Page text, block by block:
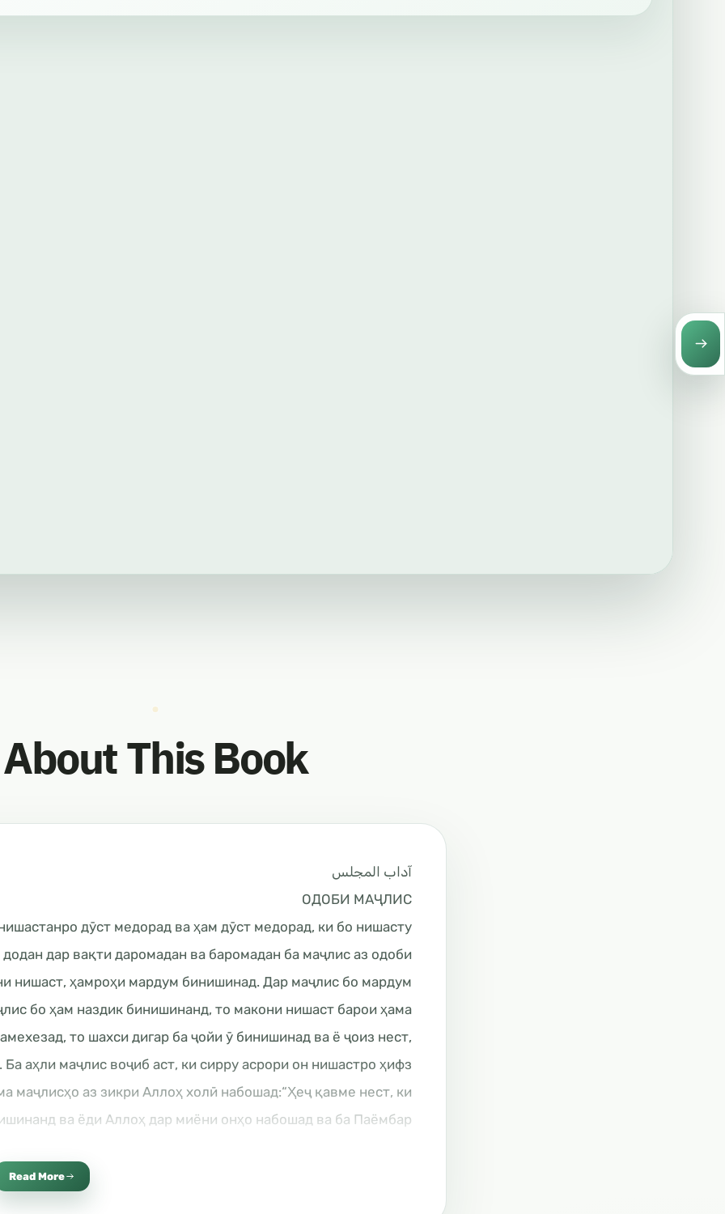
About This Book
آداب المجلس
ОДОБИ МАҶЛИС
дӯст медорад ва ҳам дӯст медорад, ки бо нишасту
дар вақти даромадан ва баромадан ба маҷлис аз одоби
нишаст, ҳамроҳи мардум бинишинад. Дар маҷлис бо мардум
бо ҳам наздик бинишинанд, то макони нишаст барои ҳама
то шахси дигар ба ҷойи ӯ бинишинад ва ё ҷоиз нест,
аҳли маҷлис воҷиб аст, ки сирру асрори он нишастро ҳифз
маҷлисҳо аз зикри Аллоҳ холӣ набошад:“Ҳеҷ қавме нест, ки
накунем ва он чунин аст; “Субҳонака аллоҳумма ва
Read More